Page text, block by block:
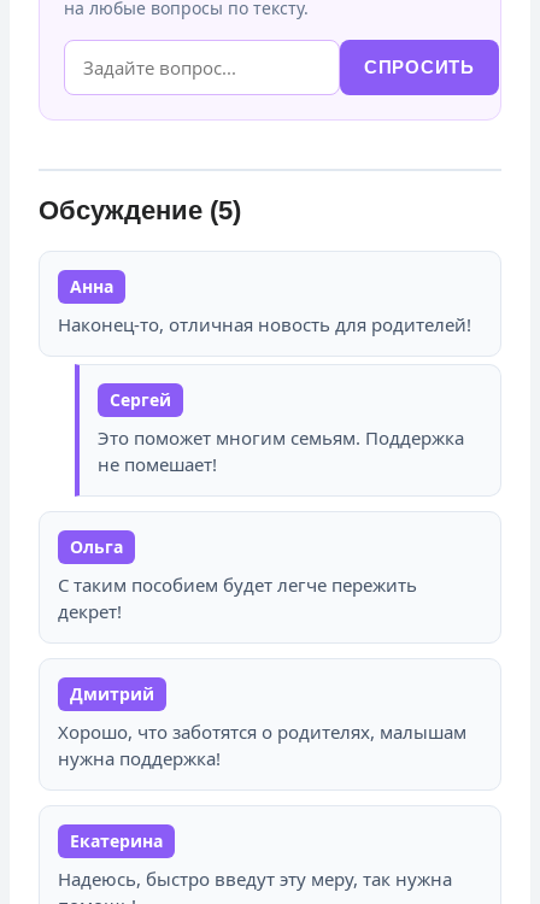
на любые вопросы по тексту.
СПРОСИТЬ
Обсуждение (5)
Анна
Наконец-то, отличная новость для родителей!
Сергей
Это поможет многим семьям. Поддержка
не помешает!
Ольга
С таким пособием будет легче пережить
декрет!
Дмитрий
Хорошо, что заботятся о родителях, малышам
нужна поддержка!
Екатерина
Надеюсь, быстро введут эту меру, так нужна